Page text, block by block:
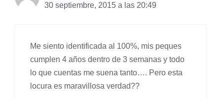
30 septiembre, 2015 a las 20:49
Me siento identificada al 100%, mis peques
cumplen 4 años dentro de 3 semanas y todo
lo que cuentas me suena tanto…. Pero esta
locura es maravillosa verdad??